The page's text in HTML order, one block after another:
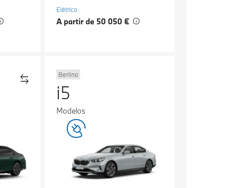
Elétrico
A partir de 50 050 €
Berlina
i5
Modelos